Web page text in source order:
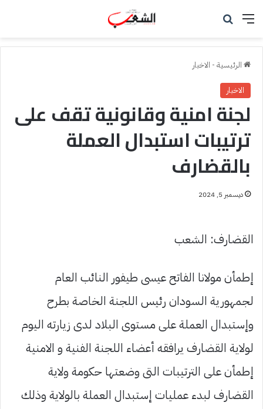
القائمة
الرئيسية - الاخبار
الاخبار
لجنة امنية وقانونية تقف على
ترتيبات استبدال العملة
بالقضارف
ديسمبر 5, 2024
القضارف: الشعب
إطمأن مولانا الفاتح عيسى طيفور النائب العام
لجمهورية السودان رئيس اللجنة الخاصة بطرح
وإستبدال العملة على مستوى البلاد لدى زيارته اليوم
لولاية القضارف يرافقه أعضاء اللجنة الفنية و الامنية
إطمأن على الترتيبات التى وضعتها حكومة ولاية
القضارف لبدء عمليات إستبدال العملة بالولاية وذلك